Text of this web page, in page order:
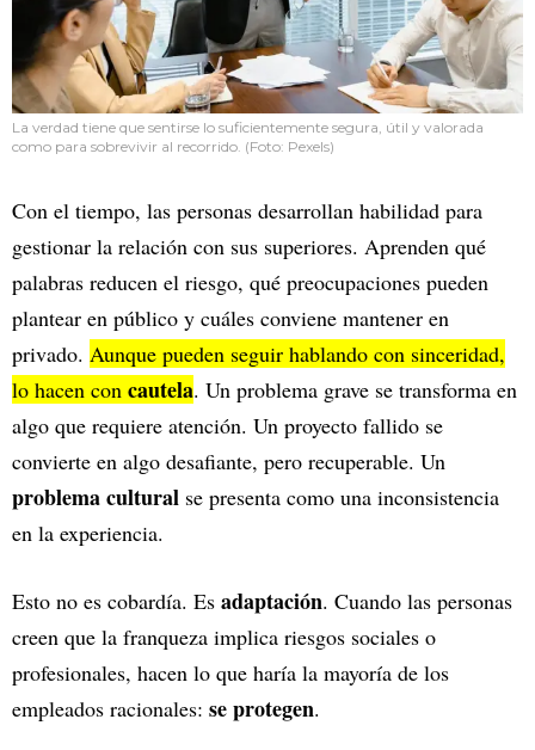
La verdad tiene que sentirse lo suficientemente segura, útil y valorada
como para sobrevivir al recorrido. (Foto: Pexels)
Con el tiempo, las personas desarrollan habilidad para
gestionar la relación con sus superiores. Aprenden qué
palabras reducen el riesgo, qué preocupaciones pueden
plantear en público y cuáles conviene mantener en
privado. Aunque pueden seguir hablando con sinceridad,
lo hacen con cautela. Un problema grave se transforma en
algo que requiere atención. Un proyecto fallido se
convierte en algo desafiante, pero recuperable. Un
problema cultural se presenta como una inconsistencia
en la experiencia.
Esto no es cobardía. Es adaptación. Cuando las personas
creen que la franqueza implica riesgos sociales o
profesionales, hacen lo que haría la mayoría de los
empleados racionales: se protegen.